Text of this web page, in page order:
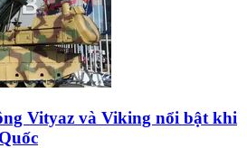
Vityaz và Viking nổi bật khi